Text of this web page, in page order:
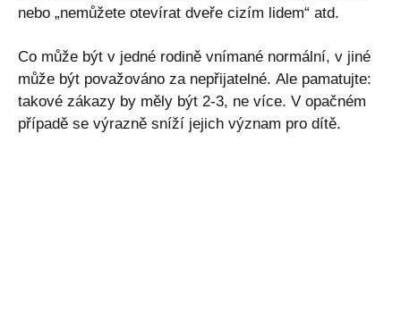
nebo „nemůžete otevírat dveře cizím lidem“ atd.
Co může být v jedné rodině vnímané normální, v jiné
může být považováno za nepřijatelné. Ale pamatujte:
takové zákazy by měly být 2-3, ne více. V opačném
případě se výrazně sníží jejich význam pro dítě.